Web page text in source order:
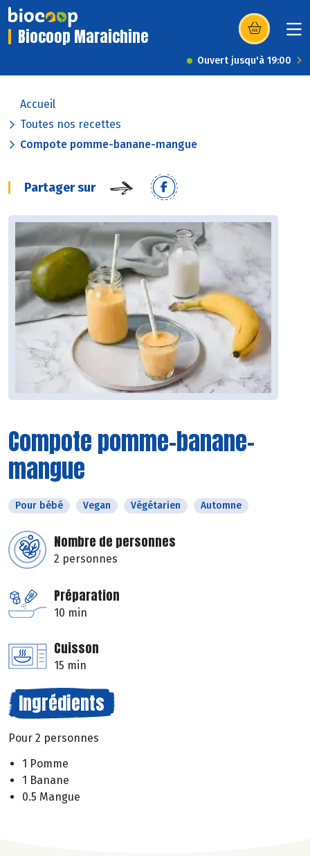
Biocoop Maraichine (s’ouvre dans
Ouvert jusqu'à 19:00
Accueil
Toutes nos recettes
Compote pomme-banane-mangue
Partager sur
Compote pomme-banane-
mangue
Pour bébé Vegan Végétarien Automne
Nombre de personnes
2 personnes
Préparation
10 min
Cuisson
15 min
Ingrédients
Pour 2 personnes
1 Pomme
1 Banane
0.5 Mangue